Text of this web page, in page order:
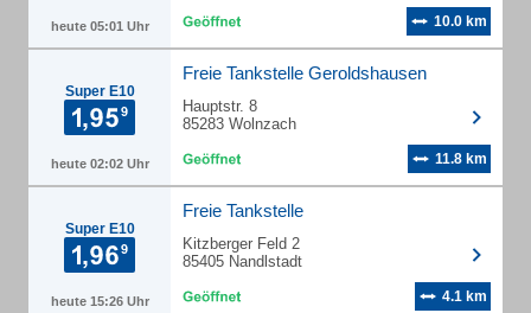
heute 05:01 Uhr 10.0 km
Super E10
heute 02:02 Uhr
Freie Tankstelle Geroldshausen
Hauptstr. 8
85283 Wolnzach
11.8 km
Super E10
heute 15:26 Uhr
Freie Tankstelle
Kitzberger Feld 2
85405 Nandlstadt
4.1 km